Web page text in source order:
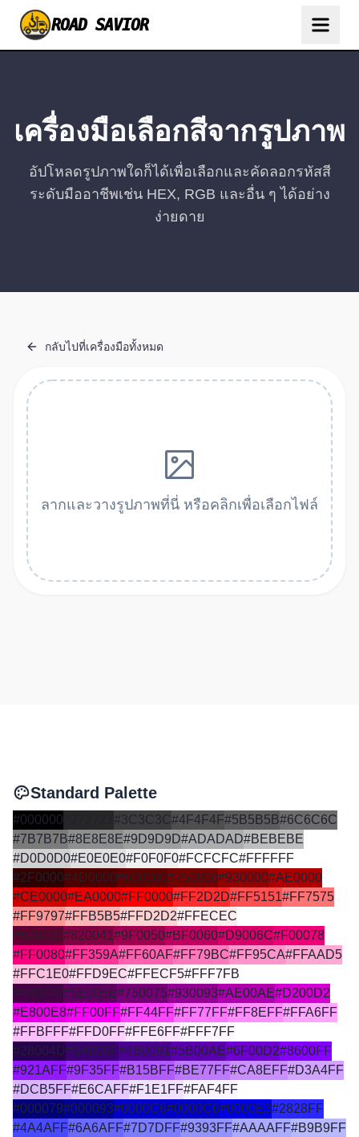
ROAD SAVIOR
เครื่องมือเลือกสีจากรูปภาพ
อัปโหลดรูปภาพใดก็ได้เพื่อเลือกและคัดลอกรหัสสี
ระดับมืออาชีพเช่น HEX, RGB และอื่น ๆ ได้อย่าง
ง่ายดาย
กลับไปที่เครื่องมือทั้งหมด
ลากและวางรูปภาพที่นี่ หรือคลิกเพื่อเลือกไฟล์
Standard Palette
#000000 #3C3C3C#4F4F4F#5B5B5B#6C6C6C
#7B7B7B#8E8E8E#9D9D9D#ADADAD#BEBEBE
#D0D0D0#E0E0E0#F0F0F0#FCFCFC#FFFFFF
#2F0000#4D0000#600000#750000#930000#AE0000
#CE0000#EA0000#FF0000#FF2D2D#FF5151#FF7575
#FF9797#FFB5B5#FFD2D2#FFECEC
#600030#820041 #9F0050#BF0060#D9006C#F00078
#FF0080#FF359A#FF60AF#FF79BC#FF95CA#FFAAD5
#FFC1E0#FFD9EC#FFECF5#FFF7FB
#460046#5E005E#750075#930093#AE00AE#D200D2
#E800E8#FF00FF#FF44FF#FF77FF#FF8EFF#FFA6FF
#FFBFFF#FFD0FF#FFE6FF#FFF7FF
#28004D#3A006F#4B0091 #5B00AE#6F00D2#8600FF
#921AFF#9F35FF#B15BFF#BE77FF#CA8EFF#D3A4FF
#DCB5FF#E6CAFF#F1E1FF#FAF4FF
#000079#000093#0000C6#0000C6#0000E3#2828FF
#4A4AFF#6A6AFF#7D7DFF#9393FF#AAAAFF#B9B9FF